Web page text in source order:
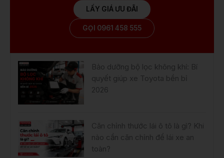
LẤY GIÁ ƯU ĐÃI
GỌI 0961 458 555
Bảo dưỡng bộ lọc không khí: Bí
quyết giúp xe Toyota bền bỉ
2026
Căn chỉnh thước lái ô tô là gì? Khi
nào cần căn chỉnh để lái xe an
toàn?